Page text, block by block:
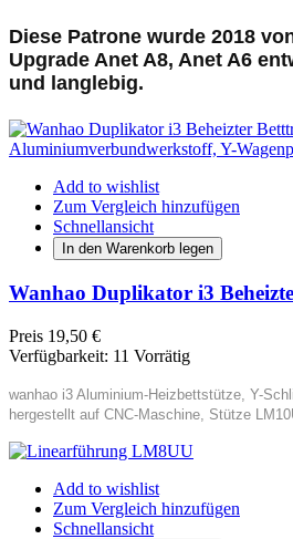
Diese Patrone wurde 2018
Upgrade Anet A8, Anet A6
und langlebig.
Add to wishlist
Zum Vergleich hinzufügen
Schnellansicht
In den Warenkorb legen
Wanhao Duplikator i3
Preis 19,50 €
Verfügbarkeit: 11 Vorrätig
wanhao i3 Aluminium-Heizbettstütze, Y-
hergestellt auf CNC-Maschine, Stütze
Add to wishlist
Zum Vergleich hinzufügen
Schnellansicht